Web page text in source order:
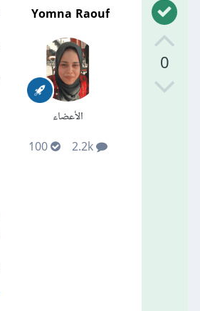
0
Yomna Raouf
الأعضاء
2.2k
100